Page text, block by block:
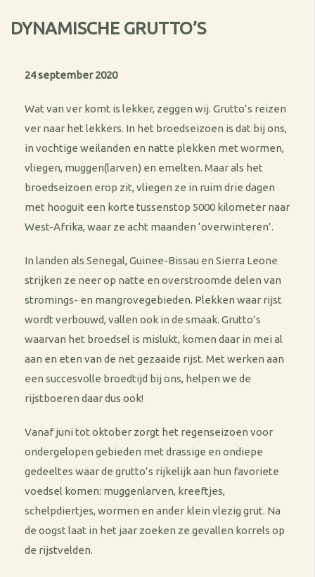
DYNAMISCHE GRUTTO’S
24 september 2020
Wat van ver komt is lekker, zeggen wij. Grutto’s reizen
ver naar het lekkers. In het broedseizoen is dat bij ons,
in vochtige weilanden en natte plekken met wormen,
vliegen, muggen(larven) en emelten. Maar als het
broedseizoen erop zit, vliegen ze in ruim drie dagen
met hooguit een korte tussenstop 5000 kilometer naar
West-Afrika, waar ze acht maanden ‘overwinteren’.
In landen als Senegal, Guinee-Bissau en Sierra Leone
strijken ze neer op natte en overstroomde delen van
stromings- en mangrovegebieden. Plekken waar rijst
wordt verbouwd, vallen ook in de smaak. Grutto’s
waarvan het broedsel is mislukt, komen daar in mei al
aan en eten van de net gezaaide rijst. Met werken aan
een succesvolle broedtijd bij ons, helpen we de
rijstboeren daar dus ook!
Vanaf juni tot oktober zorgt het regenseizoen voor
ondergelopen gebieden met drassige en ondiepe
gedeeltes waar de grutto’s rijkelijk aan hun favoriete
voedsel komen: muggenlarven, kreeftjes,
schelpdiertjes, wormen en ander klein vlezig grut. Na
de oogst laat in het jaar zoeken ze gevallen korrels op
de rijstvelden.